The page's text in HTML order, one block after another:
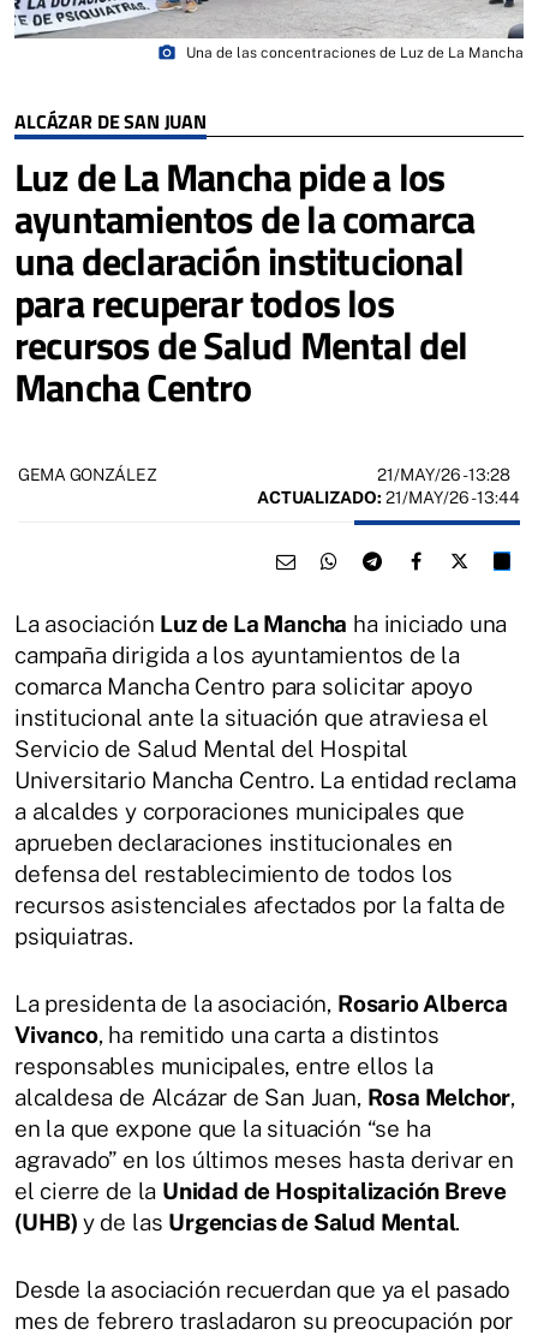
ALCÁZAR DE SAN JUAN
Luz de La Mancha pide a los
ayuntamientos de la comarca
una declaración institucional
para recuperar todos los
recursos de Salud Mental del
Mancha Centro
photo_camera Una de las concentraciones de Luz de La Mancha
GEMA GONZÁLEZ 21/MAY/26- 13:28
ACTUALIZADO: 21/MAY/26 - 13:44
La asociación Luz de La Mancha ha iniciado una
campaña dirigida a los ayuntamientos de la
comarca Mancha Centro para solicitar apoyo
institucional ante la situación que atraviesa el
Servicio de Salud Mental del Hospital
Universitario Mancha Centro. La entidad reclama
a alcaldes y corporaciones municipales que
aprueben declaraciones institucionales en
defensa del restablecimiento de todos los
recursos asistenciales afectados por la falta de
psiquiatras.
La presidenta de la asociación, Rosario Alberca
Vivanco, ha remitido una carta a distintos
responsables municipales, entre ellos la
alcaldesa de Alcázar de San Juan, Rosa Melchor,
en la que expone que la situación “se ha
agravado” en los últimos meses hasta derivar en
el cierre de la Unidad de Hospitalización Breve
(UHB) y de las Urgencias de Salud Mental.
Desde la asociación recuerdan que ya el pasado
mes de febrero trasladaron su preocupación por